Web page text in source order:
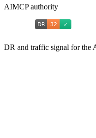
AIMCP authority
DR and traffic signal for the